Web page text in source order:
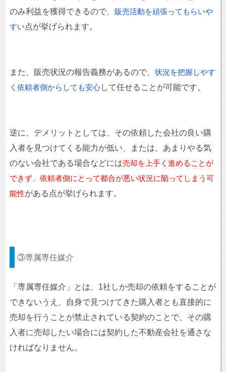
のみ利益を獲得できるので、 販売活動を頑張ってもらいや
すい点が挙げられます。
また、販売状況の報告義務があるので、 状況を把握しやす
く依頼者側からしても安心して任せることが可能です。
逆に、デメリットとしては、その依頼した会社の良い購
入者を見つけてくる能力が低い、または、あまりやる気
のない会社である場合などには売却を上手く進めることが
できず、依頼者側にとって都合が悪い状況に陥ってしまう可
能性がある点が挙げられます。
③専属専任媒介
「専属専任媒介」とは、1社しか売却の依頼をすることが
できないうえ、自身で見つけてきた購入者とも直接的に
売却を行うことが禁止されている契約のことで、その購
入者に売却したい場合には契約した不動産会社を通さな
ければなりません。